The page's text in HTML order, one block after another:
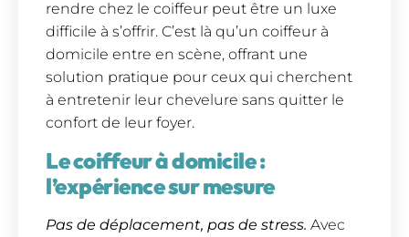
rendre chez le coiffeur peut être un luxe
difficile à s’offrir. C’est là qu’un coiffeur à
domicile entre en scène, offrant une
solution pratique pour ceux qui cherchent
à entretenir leur chevelure sans quitter le
confort de leur foyer.
Le coiffeur à domicile :
l’expérience sur mesure
Pas de déplacement, pas de stress. Avec